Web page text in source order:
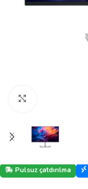
Pulsuz çatdırılma